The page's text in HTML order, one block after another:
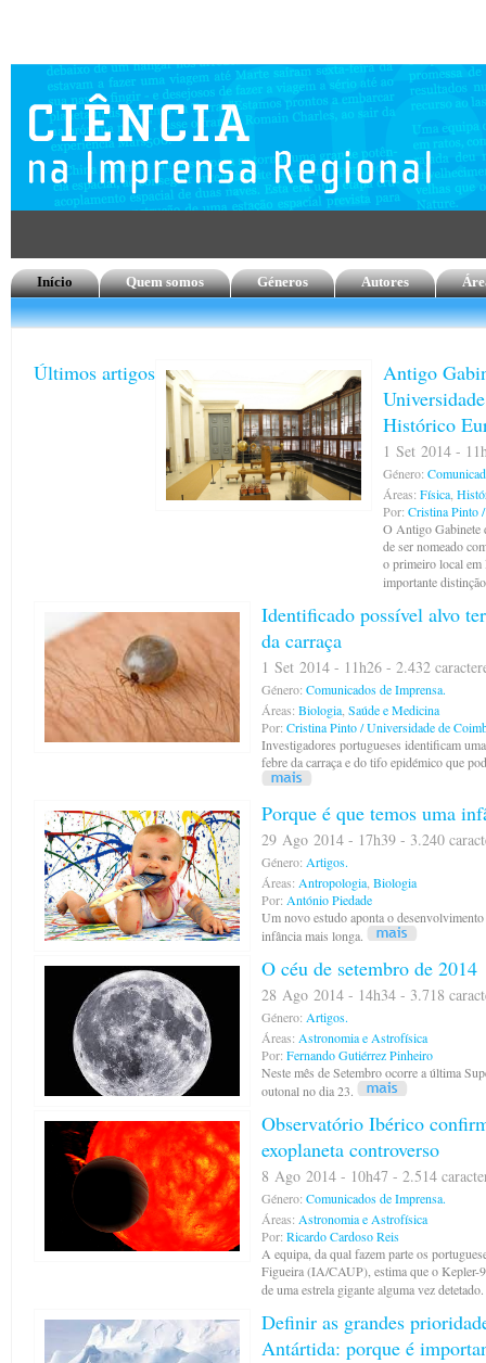
Início Quem somos Géneros Autores
Últimos artigos
Antigo
Histórico
1 Set 2014 -
Género:
Áreas: Física
Por: Cristina Pinto
O Antigo Gabinete
de ser nomeado
o primeiro local em
importante
Identificado possível alvo
da carraça
1 Set 2014 - 11h26 - 2.432
Género: Comunicados de Imprensa.
Áreas: Biologia Saúde e Medicina
Por: Cristina Pinto / Universidade de
Investigadores portugueses identificam
febre da carraça e do tifo epidémico que
Porque é que temos uma
29 Ago 2014 - 17h39 - 3.240
Género: Artigos.
Áreas: Antropologia Biologia
Por: António Piedade
Um novo estudo aponta o
infância mais longa.
O céu de setembro de 2014
28 Ago 2014 - 14h34 - 3.718
Género: Artigos.
Áreas: Astronomia e Astrofísica
Por: Fernando Gutiérrez Pinheiro
Neste mês de Setembro ocorre a última
outonal no dia 23.
Observatório Ibérico
exoplaneta controverso
8 Ago 2014 - 10h47 - 2.514
Género: Comunicados de Imprensa.
Áreas: Astronomia e Astrofísica
Por: Ricardo Cardoso Reis
A equipa, da qual fazem parte os
Figueira (IA/CAUP), estima que o Kepler-
de uma estrela gigante alguma vez detetado.
Definir as grandes
Antártida: porque é